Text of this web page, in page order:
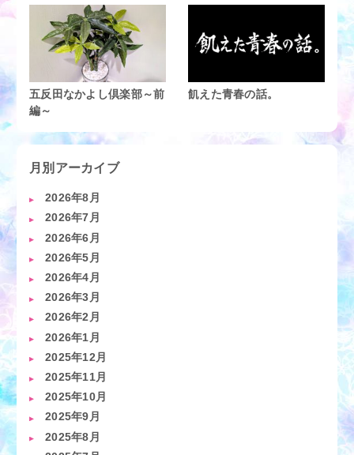
五反田なかよし倶楽部～前
編～
飢えた青春の話。
月別アーカイブ
2026年8月
2026年7月
2026年6月
2026年5月
2026年4月
2026年3月
2026年2月
2026年1月
2025年12月
2025年11月
2025年10月
2025年9月
2025年8月